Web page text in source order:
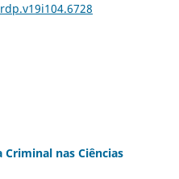
nas Ciências